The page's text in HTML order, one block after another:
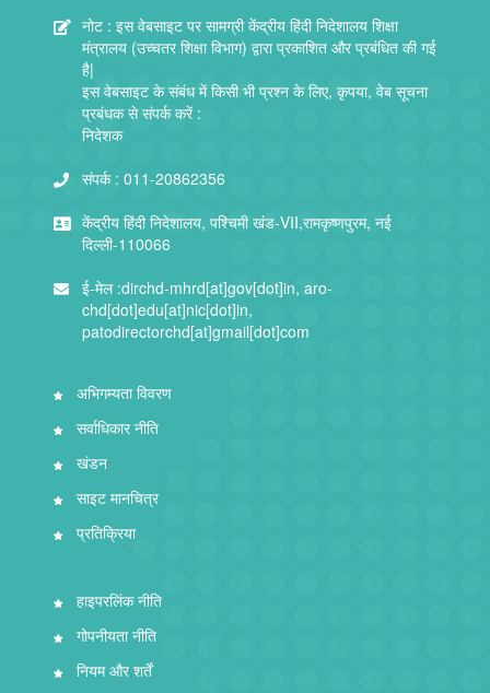
नोट : इस वेबसाइट पर सामग्री केंद्रीय हिंदी निदेशालय शिक्षा
मंत्रालय (उच्चतर शिक्षा विभाग) द्वारा प्रकाशित और प्रबंधित की गई
है|
इस वेबसाइट के संबंध में किसी भी प्रश्न के लिए, कृपया, वेब सूचना
प्रबंधक से संपर्क करें :
निदेशक
संपर्क : 011-20862356
केंद्रीय हिंदी निदेशालय, पश्चिमी खंड-VII,रामकृष्णपुरम, नई
दिल्ली-110066
ई-मेल :dirchd-mhrd[at]gov[dot]in, aro-
chd[dot]edu[at]nic[dot]in,
patodirectorchd[at]gmail[dot]com
अभिगम्यता विवरण
सर्वाधिकार नीति
खंडन
साइट मानचित्र
प्रतिक्रिया
हाइपरलिंक नीति
गोपनीयता नीति
नियम और शर्तें